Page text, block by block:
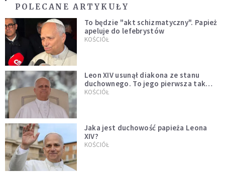
POLECANE ARTYKUŁY
To będzie "akt schizmatyczny". Papież
apeluje do lefebrystów
KOŚCIÓŁ
Leon XIV usunął diakona ze stanu
duchownego. To jego pierwsza tak
bezprecedensowa decyzja
KOŚCIÓŁ
Jaka jest duchowość papieża Leona
XIV?
KOŚCIÓŁ